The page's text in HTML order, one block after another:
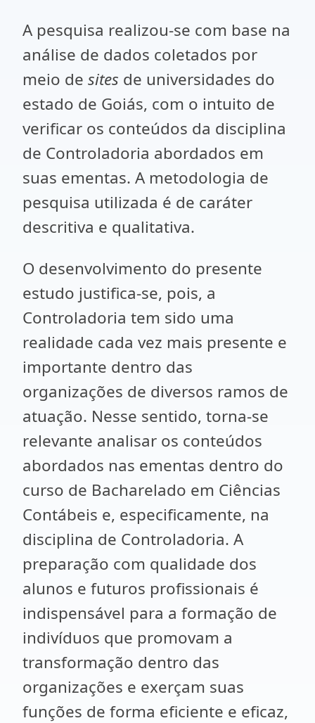
A pesquisa realizou-se com base na
análise de dados coletados por
meio de sites de universidades do
estado de Goiás, com o intuito de
verificar os conteúdos da disciplina
de Controladoria abordados em
suas ementas. A metodologia de
pesquisa utilizada é de caráter
descritiva e qualitativa.
O desenvolvimento do presente
estudo justifica-se, pois, a
Controladoria tem sido uma
realidade cada vez mais presente e
importante dentro das
organizações de diversos ramos de
atuação. Nesse sentido, torna-se
relevante analisar os conteúdos
abordados nas ementas dentro do
curso de Bacharelado em Ciências
Contábeis e, especificamente, na
disciplina de Controladoria. A
preparação com qualidade dos
alunos e futuros profissionais é
indispensável para a formação de
indivíduos que promovam a
transformação dentro das
organizações e exerçam suas
funções de forma eficiente e eficaz,